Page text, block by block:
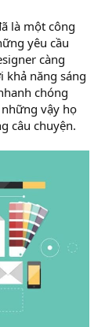
là một công
yêu cầu
càng
khả năng sáng
chóng
vậy họ
câu chuyện.